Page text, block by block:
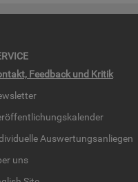
Feed­back und Kri­tik
Aus­wer­tungs­an­lie­gen
uns